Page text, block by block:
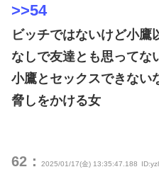
>>54
ビッチではないけど小鷹
なしで友達とも思ってな
小鷹とセックスできない
脅しをかける女
62： 2025/01/17(金) 13:35:47.188